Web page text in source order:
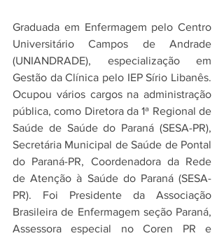
Graduada em Enfermagem pelo Centro
Universitário Campos de Andrade
(UNIANDRADE), especialização em
Gestão da Clínica pelo IEP Sírio Libanês.
Ocupou vários cargos na administração
pública, como Diretora da 1ª Regional de
Saúde de Saúde do Paraná (SESA-PR),
Secretária Municipal de Saúde de Pontal
do Paraná-PR, Coordenadora da Rede
de Atenção à Saúde do Paraná (SESA-
PR). Foi Presidente da Associação
Brasileira de Enfermagem seção Paraná,
Assessora especial no Coren PR e